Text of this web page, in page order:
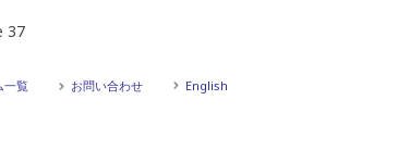
37
一覧 お問い合わせ English